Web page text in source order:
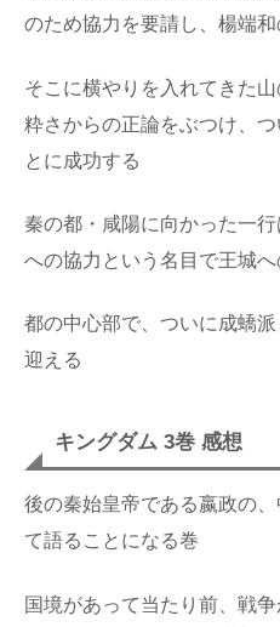
のため協力を要請し、楊端
そこに横やりを入れてきた
粋さからの正論をぶつけ、
とに成功する
秦の都・咸陽に向かった一
への協力という名目で王城
都の中心部で、ついに成蟜
迎える
キングダム 3巻 感想
後の秦始皇帝である嬴政の
て語ることになる巻
国境があって当たり前、戦